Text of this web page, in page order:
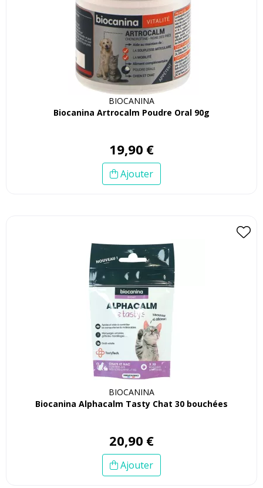
BIOCANINA
Biocanina Artrocalm Poudre Oral 90g
19,90 €
Ajouter
BIOCANINA
Biocanina Alphacalm Tasty Chat 30 bouchées
20,90 €
Ajouter